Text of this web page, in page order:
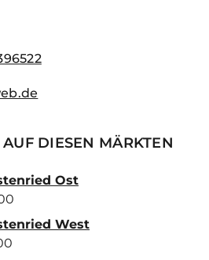
DIESEN MÄRKTEN
Ost
West